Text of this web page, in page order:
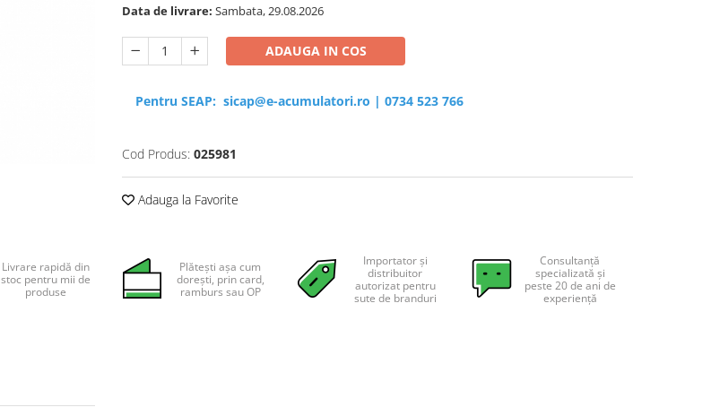
Data de livrare: Sambata, 29.08.2026
ADAUGA IN COS
Pentru SEAP: sicap@e-acumulatori.ro | 0734 523 766
Cod Produs: 025981
Adauga la Favorite
Livrare rapidă din
stoc pentru mii de
produse
Plătești așa cum
dorești, prin card,
ramburs sau OP
Importator și
distribuitor
autorizat pentru
sute de branduri
Consultanță
specializată și
peste 20 de ani de
experiență